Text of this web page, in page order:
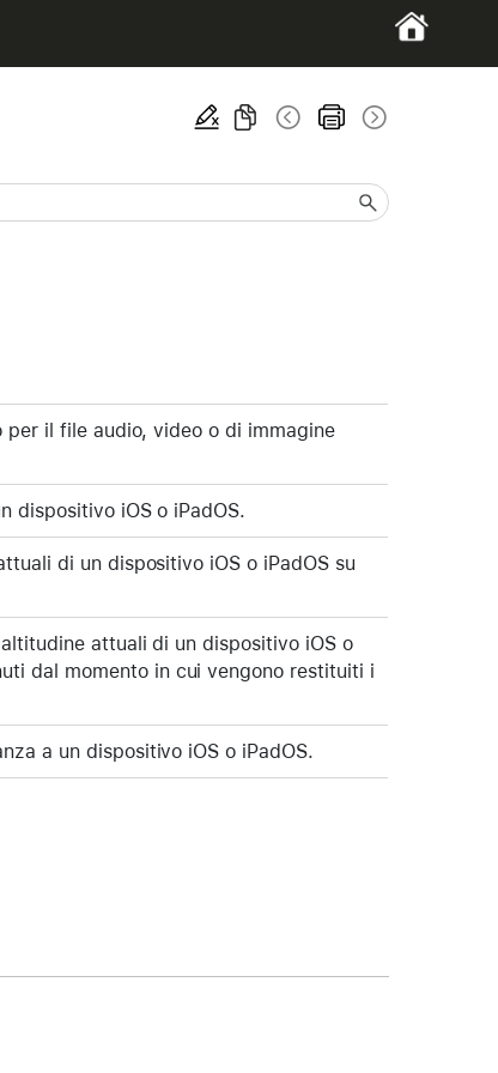
il file audio, video o di immagine
dispositivo iOS o iPadOS.
di un dispositivo iOS o iPadOS su
attuali di un dispositivo iOS o
dal momento in cui vengono restituiti i
a un dispositivo iOS o iPadOS.